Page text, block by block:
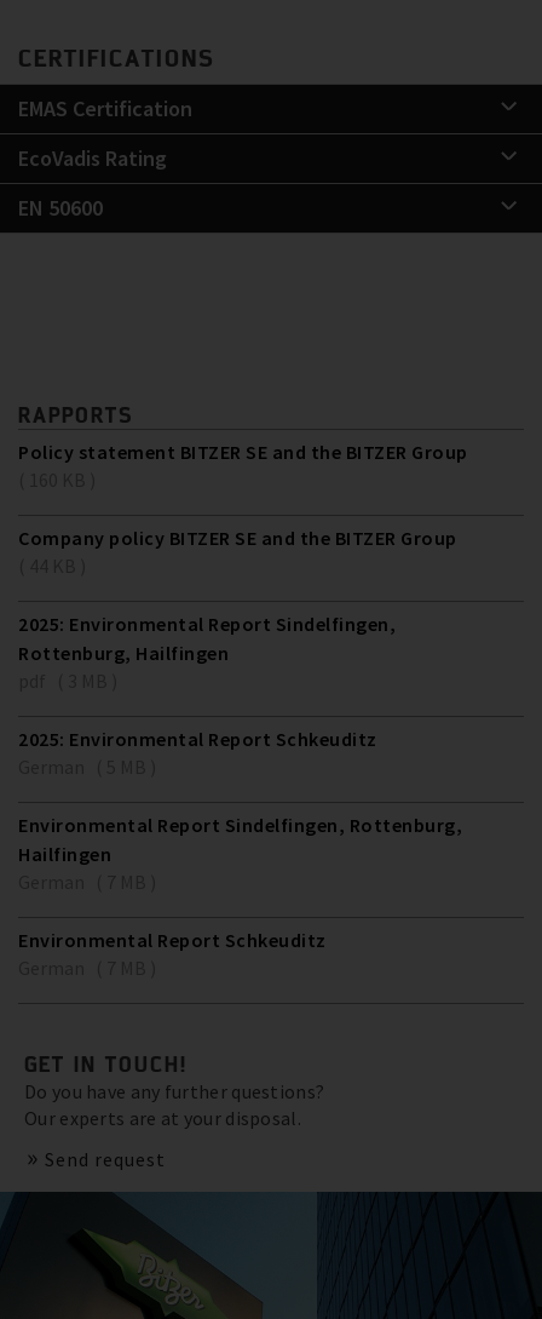
CERTIFICATIONS
EMAS Certification
EcoVadis Rating
EN 50600
RAPPORTS
Policy statement BITZER SE and the BITZER Group
Company policy BITZER SE and the BITZER Group
2025: Environmental Report Sindelfingen,
Rottenburg, Hailfingen
2025: Environmental Report Schkeuditz
Environmental Report Sindelfingen, Rottenburg,
Hailfingen
Environmental Report Schkeuditz
GET IN TOUCH!
Do you have any further questions?
Our experts are at your disposal.
Send request